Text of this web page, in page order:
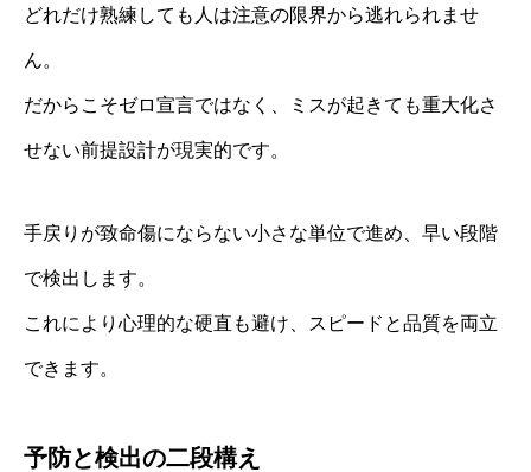
どれだけ熟練しても人は注意の限界から逃れられませ
ん。
だからこそゼロ宣言ではなく、ミスが起きても重大化さ
せない前提設計が現実的です。
手戻りが致命傷にならない小さな単位で進め、早い段階
で検出します。
これにより心理的な硬直も避け、スピードと品質を両立
できます。
予防と検出の二段構え